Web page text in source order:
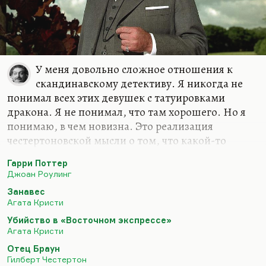
У меня довольно сложное отношения к
скандинавскому детективу. Я никогда не
понимал всех этих девушек с татуировками
дракона. Я не понимал, что там хорошего. Но я
понимаю, в чем новизна. Это реализация
честертоновской мысли о том, что какой-то
козлу, должен быть фриком. Как говорил отец
Браун:
«Все эти преступления я совершил сам»
своем воображении. То есть он должен быть
немножко двойным агентом, немножко
человеком вот с той стороны. Я думаю, что
реализация этой идеи у Несбё и у остальных
норвежских авторов, и датских, и шведских —
Гарри Поттер
Джоан Роулинг
Занавес
Агата Кристи
Убийство в «Восточном экспрессе»
Агата Кристи
Отец Браун
Гилберт Честертон